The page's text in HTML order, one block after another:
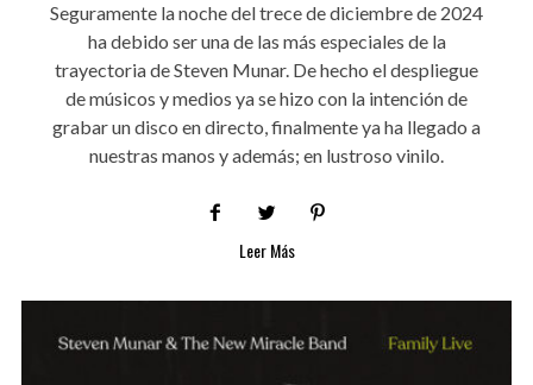
Seguramente la noche del trece de diciembre de 2024
ha debido ser una de las más especiales de la
trayectoria de Steven Munar. De hecho el despliegue
de músicos y medios ya se hizo con la intención de
grabar un disco en directo, finalmente ya ha llegado a
nuestras manos y además; en lustroso vinilo.
Leer Más